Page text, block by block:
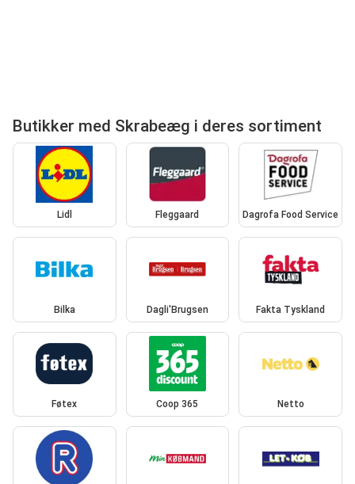
Butikker med Skrabeæg i deres sortiment
Lidl Fleggaard Dagrofa Food Service
Bilka Dagli'Brugsen Fakta Tyskland
Føtex Coop 365 Netto